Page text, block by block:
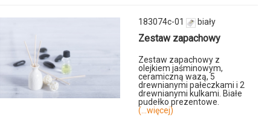
183074c-01 biały
Zestaw zapachowy
Zestaw zapachowy z
olejkiem jaśminowym,
ceramiczną wazą, 5
drewnianymi pałeczkami i 2
drewnianymi kulkami. Białe
pudełko prezentowe.
(...więcej)